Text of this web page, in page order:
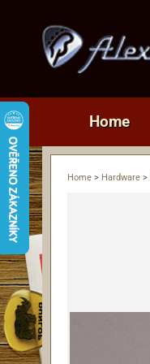
Home
Home > Hardware >